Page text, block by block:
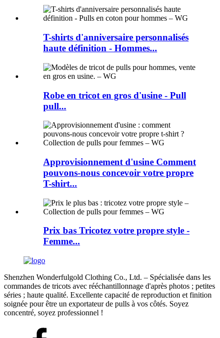
T-shirts d'anniversaire personnalisés
haute définition - Hommes...
Robe en tricot en gros d'usine - Pull
pull...
Approvisionnement d'usine Comment
pouvons-nous concevoir votre propre
T-shirt...
Prix ​​bas Tricotez votre propre style -
Femme...
Shenzhen Wonderfulgold Clothing Co., Ltd. – Spécialisée dans les
commandes de tricots avec rééchantillonnage d'après photos ; petites
séries ; haute qualité. Excellente capacité de reproduction et finition
soignée pour être un exportateur de pulls à vos côtés. Soyez
concentré, soyez professionnel !